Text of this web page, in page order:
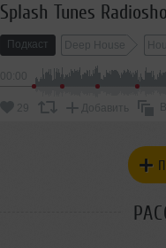
Splash Tunes
Подкаст Deep House
29 Добавить